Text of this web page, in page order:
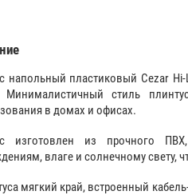
напольный пластиковый Cezar
Минималистичный стиль
в домах и офисах.
изготовлен из прочного
влаге и солнечному свету,
мягкий край, встроенный